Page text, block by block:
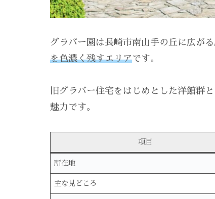
グラバー園は長崎市南山手の丘に広がる
を色濃く残すエリアです。
旧グラバー住宅をはじめとした洋館群
魅力です。
項目
所在地
主な見どころ